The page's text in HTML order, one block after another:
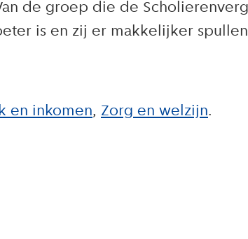
de groep die de
is en zij er makkelijker
en inkomen Zorg en welzijn